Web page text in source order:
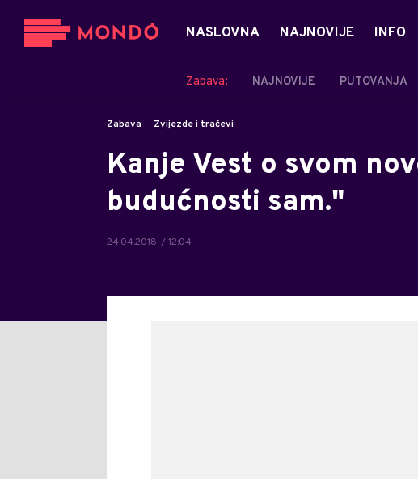
NASLOVNA NAJNOVIJE INFO
Zabava: NAJNOVIJE PUTOVANJA
Zabava Zvijezde i tračevi
Kanje Vest o svom
budućnosti sam."
24.04.2018. / 12:04